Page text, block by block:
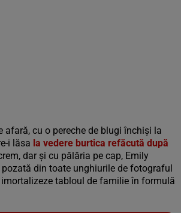
afară, cu o pereche de blugi închiși la
i lăsa la vedere burtica refăcută după
dar și cu pălăria pe cap, Emily
pozată din toate unghiurile de fotograful
tabloul de familie în formulă